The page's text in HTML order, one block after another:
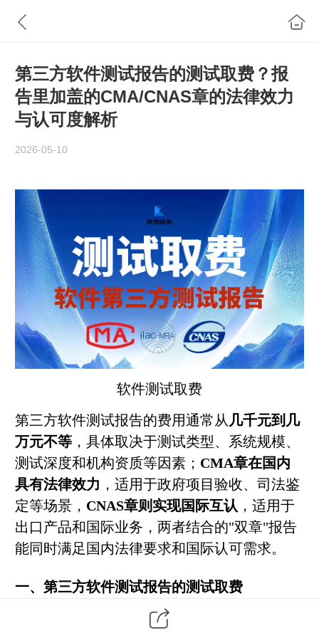
第三方软件测试报告的测试取费？报
告里加盖的CMA/CNAS章的法律效力
与认可度解析
2026-05-10
软件测试取费
第三方软件测试报告的费用通常从 几千元到几
万元不等 ，具体取决于测试类型、系统规模、
测试深度和机构资质等因素； CMA章在国内
具有法律效力 ，适用于政府项目验收、司法鉴
定等场景， CNAS章则实现国际互认 ，适用于
出口产品和国际业务，两者结合的"双章"报告
能同时满足国内法律要求和国际认可需求。
一、第三方软件测试报告的测试取费